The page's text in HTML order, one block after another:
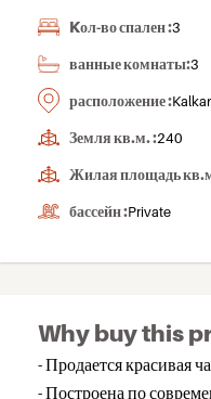
Kол-во спален :3
ванные комнаты:3
расположение :
Земля кв.м. :240
Жилая площадь
бассейн :Private
Why buy this
- Продается красивая
- Построена по